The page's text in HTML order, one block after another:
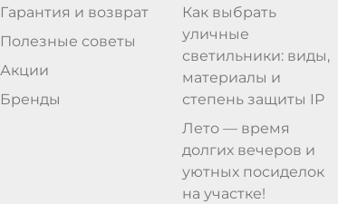
Гарантия и возврат
Полезные советы
Акции
Бренды
Как выбрать
уличные
светильники: виды,
материалы и
степень защиты IP
Лето — время
долгих вечеров и
уютных посиделок
на участке!